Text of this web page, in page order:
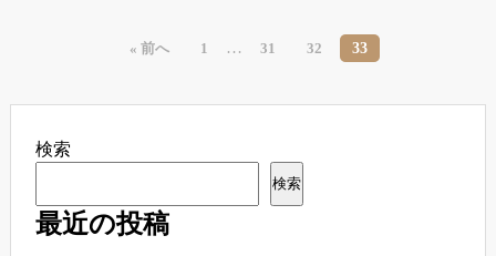
« 前へ 1 … 31 32 33
検索
検索
最近の投稿